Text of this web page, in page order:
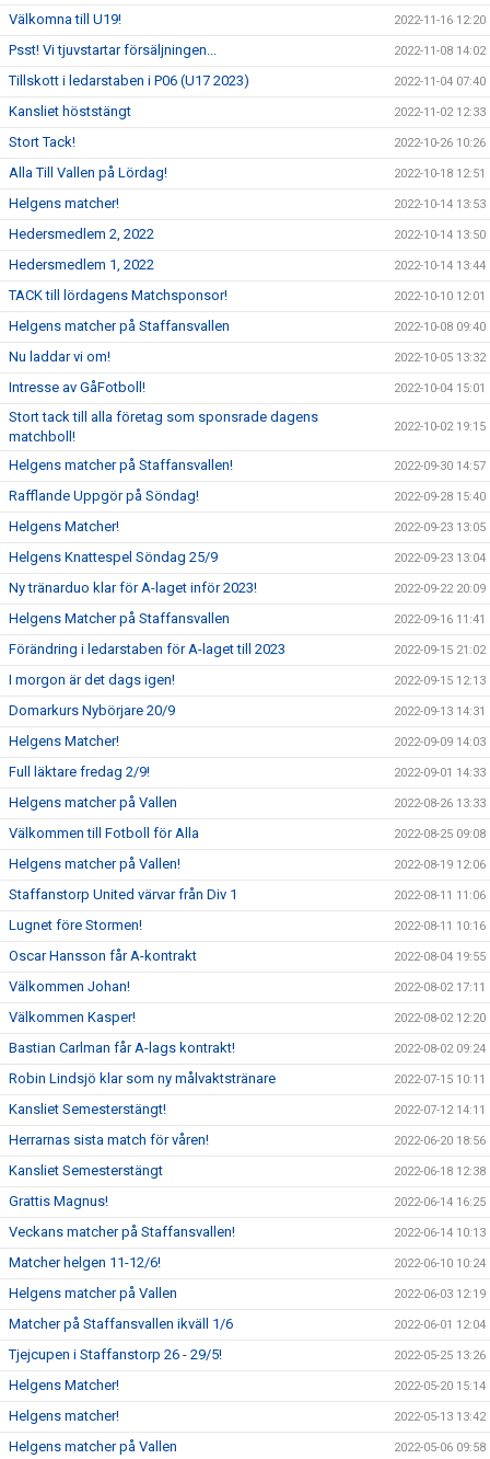
Välkomna till U19! 2022-11-16 12:20
Psst! Vi tjuvstartar försäljningen... 2022-11-08 14:02
Tillskott i ledarstaben i P06 (U17 2023) 2022-11-04 07:40
Kansliet höststängt 2022-11-02 12:33
Stort Tack! 2022-10-26 10:26
Alla Till Vallen på Lördag! 2022-10-18 12:51
Helgens matcher! 2022-10-14 13:53
Hedersmedlem 2, 2022 2022-10-14 13:50
Hedersmedlem 1, 2022 2022-10-14 13:44
TACK till lördagens Matchsponsor! 2022-10-10 12:01
Helgens matcher på Staffansvallen 2022-10-08 09:40
Nu laddar vi om! 2022-10-05 13:32
Intresse av GåFotboll! 2022-10-04 15:01
Stort tack till alla företag som sponsrade dagens
matchboll!
2022-10-02 19:15
Helgens matcher på Staffansvallen! 2022-09-30 14:57
Rafflande Uppgör på Söndag! 2022-09-28 15:40
Helgens Matcher! 2022-09-23 13:05
Helgens Knattespel Söndag 25/9 2022-09-23 13:04
Ny tränarduo klar för A-laget inför 2023! 2022-09-22 20:09
Helgens Matcher på Staffansvallen 2022-09-16 11:41
Förändring i ledarstaben för A-laget till 2023 2022-09-15 21:02
I morgon är det dags igen! 2022-09-15 12:13
Domarkurs Nybörjare 20/9 2022-09-13 14:31
Helgens Matcher! 2022-09-09 14:03
Full läktare fredag 2/9! 2022-09-01 14:33
Helgens matcher på Vallen 2022-08-26 13:33
Välkommen till Fotboll för Alla 2022-08-25 09:08
Helgens matcher på Vallen! 2022-08-19 12:06
Staffanstorp United värvar från Div 1 2022-08-11 11:06
Lugnet före Stormen! 2022-08-11 10:16
Oscar Hansson får A-kontrakt 2022-08-04 19:55
Välkommen Johan! 2022-08-02 17:11
Välkommen Kasper! 2022-08-02 12:20
Bastian Carlman får A-lags kontrakt! 2022-08-02 09:24
Robin Lindsjö klar som ny målvaktstränare 2022-07-15 10:11
Kansliet Semesterstängt! 2022-07-12 14:11
Herrarnas sista match för våren! 2022-06-20 18:56
Kansliet Semesterstängt 2022-06-18 12:38
Grattis Magnus! 2022-06-14 16:25
Veckans matcher på Staffansvallen! 2022-06-14 10:13
Matcher helgen 11-12/6! 2022-06-10 10:24
Helgens matcher på Vallen 2022-06-03 12:19
Matcher på Staffansvallen ikväll 1/6 2022-06-01 12:04
Tjejcupen i Staffanstorp 26 - 29/5! 2022-05-25 13:26
Helgens Matcher! 2022-05-20 15:14
Helgens matcher! 2022-05-13 13:42
Helgens matcher på Vallen 2022-05-06 09:58